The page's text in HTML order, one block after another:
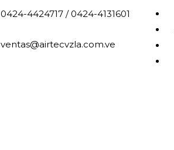
0424-4424717 / 0424-4131601
ventas@airtecvzla.com.ve